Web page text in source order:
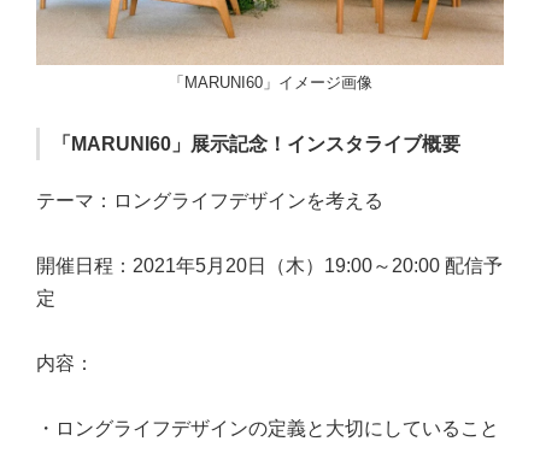
「MARUNI60」イメージ画像
「MARUNI60」展示記念！インスタライブ概要
テーマ：ロングライフデザインを考える
開催日程：2021年5月20日（木）19:00～20:00 配信予
定
内容：
・ロングライフデザインの定義と大切にしていること